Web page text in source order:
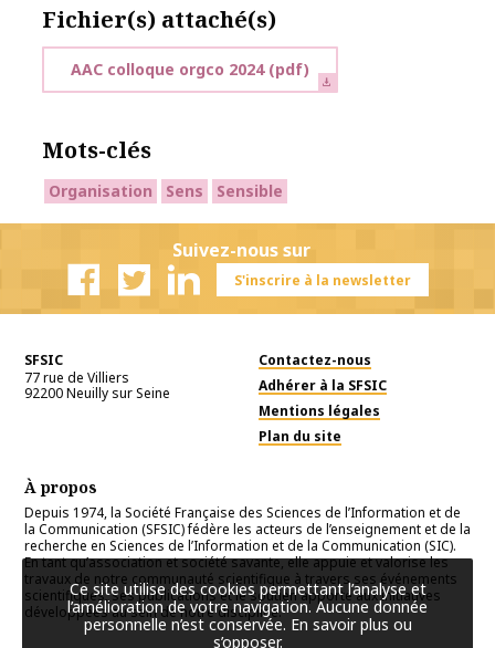
Fichier(s) attaché(s)
AAC colloque orgco 2024(pdf)
Mots-clés
Organisation Sens Sensible
Suivez-nous sur
S'inscrire à la newsletter
SFSIC
77 rue de Villiers
92200Neuilly sur Seine
Contactez-nous
Adhérer à la SFSIC
Mentions légales
Plan du site
À propos
Depuis 1974, la Société Française des Sciences de l’Information et de
la Communication (SFSIC) fédère les acteurs de l’enseignement et de la
recherche en Sciences de l’Information et de la Communication (SIC).
En tant qu’association et société savante, elle appuie et valorise les
travaux de notre communauté scientifique à travers ses événements
scientifiques, ses publications et le soutien apporté aux initiatives
développées au sein de notre discipline.
Ce site utilise des cookies permettant l’analyse et
l’amélioration de votre navigation. Aucune donnée
personnelle n’est conservée. En savoir plus ou
s’opposer.